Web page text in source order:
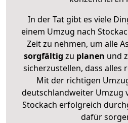
In der Tat gibt es viele
einem Umzug nach
Zeit zu nehmen, um alle
sorgfältig zu planen und
sicherzustellen, dass alles
Mit der richtigen
deutschlandweiter Umzug
Stockach erfolgreich
dafür